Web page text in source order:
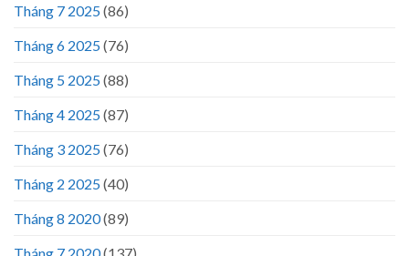
Tháng 7 2025(86)
Tháng 6 2025(76)
Tháng 5 2025(88)
Tháng 4 2025(87)
Tháng 3 2025(76)
Tháng 2 2025(40)
Tháng 8 2020(89)